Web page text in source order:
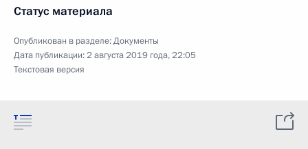
Статус материала
Опубликован в разделе:Документы
Дата публикации:2 августа 2019 года, 22:05
Текстовая версия